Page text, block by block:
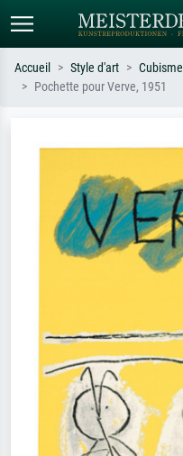
ex. Monet, Nuit étoilée,
nu.
Accueil Style d'art Cubisme
Pochette pour Verve, 1951